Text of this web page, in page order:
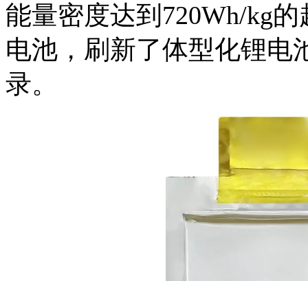
能量密度达到720Wh/kg
电池，刷新了体型化锂电
录。